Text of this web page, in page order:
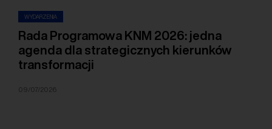
WYDARZENIA
Rada Programowa KNM 2026: jedna
agenda dla strategicznych kierunków
transformacji
09/07/2026